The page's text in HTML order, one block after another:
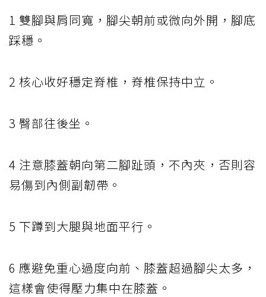
1 雙腳與肩同寬，腳尖朝前或微向外開，腳底
踩穩。
2 核心收好穩定脊椎，脊椎保持中立。
3 臀部往後坐。
4 注意膝蓋朝向第二腳趾頭，不內夾，否則容
易傷到內側副韌帶。
5 下蹲到大腿與地面平行。
6 應避免重心過度向前、膝蓋超過腳尖太多，
這樣會使得壓力集中在膝蓋。